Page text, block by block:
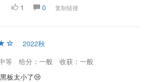
1 0 复制链接
2022秋
等 给分：一般
收获：一般
板太小了😢